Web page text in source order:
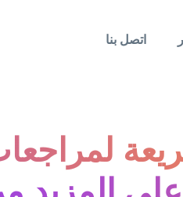
اتصل بنا